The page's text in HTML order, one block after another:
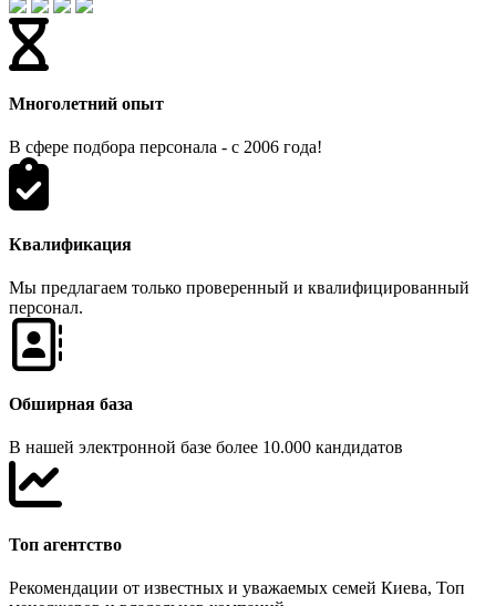
Многолетний опыт
В сфере подбора персонала - с 2006 года!
Квалификация
Мы предлагаем только проверенный и квалифицированный
персонал.
Обширная база
В нашей электронной базе более 10.000 кандидатов
Топ агентство
Рекомендации от известных и уважаемых семей Киева, Топ